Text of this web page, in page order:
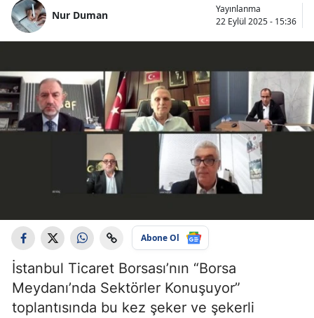
Nur Duman
Yayınlanma
22 Eylül 2025 - 15:36
Abone Ol
İstanbul Ticaret Borsası’nın “Borsa
Meydanı’nda Sektörler Konuşuyor”
toplantısında bu kez şeker ve şekerli